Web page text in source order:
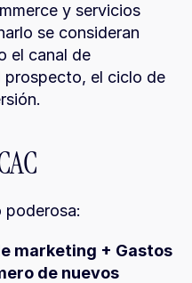
y servicios
se consideran
el canal de
prospecto, el ciclo de
poderosa:
marketing + Gastos
de nuevos